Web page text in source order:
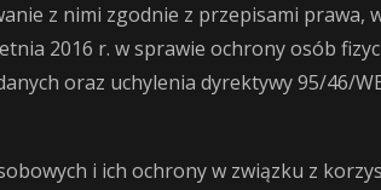
z nimi zgodnie z przepisami prawa,
2016 r. w sprawie ochrony osób
oraz uchylenia dyrektywy 95/46/WE
i ich ochrony w związku z